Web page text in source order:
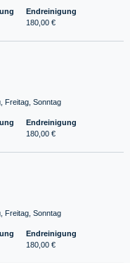
Endreinigung
180,00 €
Freitag, Sonntag
Endreinigung
180,00 €
Freitag, Sonntag
Endreinigung
180,00 €